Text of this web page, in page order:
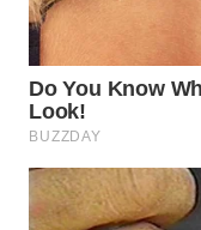
KONSUMEN
WAHANA
LISTRIK
WAHANA
TRAVEL